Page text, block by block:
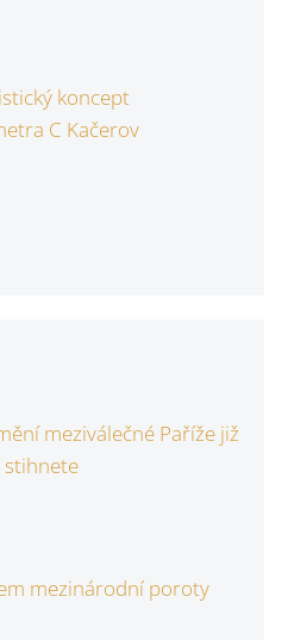
koncept
C Kačerov
meziválečné Paříže již
stihnete
mezinárodní poroty